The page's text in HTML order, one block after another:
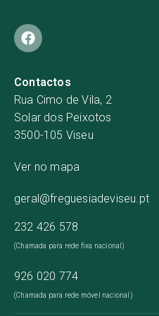
Contactos
Rua Cimo de Vila, 2
Solar dos Peixotos
3500-105 Viseu
Ver no mapa
geral@freguesiadeviseu.pt
232 426 578
(Chamada para rede fixa nacional)
926 020 774
(Chamada para rede móvel nacional)